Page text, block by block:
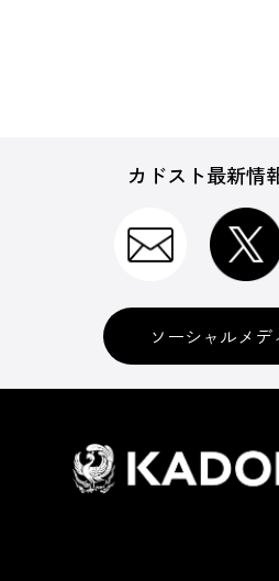
カドスト最新情
ソーシャルメ